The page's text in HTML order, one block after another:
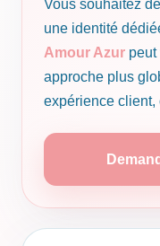
Vous souhaitez
une identité
Amour Azur
approche plus
expérience client,